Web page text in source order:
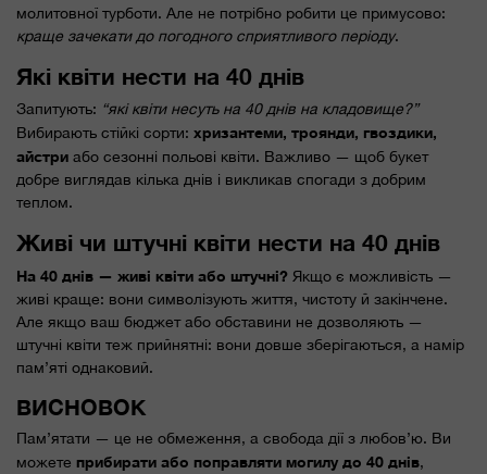
молитовної турботи. Але не потрібно робити це примусово:
краще зачекати до погодного сприятливого періоду.
Які квіти нести на 40 днів
Запитують: “які квіти несуть на 40 днів на кладовище?”
Вибирають стійкі сорти: хризантеми, троянди, гвоздики,
айстри або сезонні польові квіти. Важливо — щоб букет
добре виглядав кілька днів і викликав спогади з добрим
теплом.
Живі чи штучні квіти нести на 40 днів
На 40 днів — живі квіти або штучні? Якщо є можливість —
живі краще: вони символізують життя, чистоту й закінчене.
Але якщо ваш бюджет або обставини не дозволяють —
штучні квіти теж прийнятні: вони довше зберігаються, а намір
пам’яті однаковий.
ВИСНОВОК
Пам’ятати — це не обмеження, а свобода дії з любов’ю. Ви
можете прибирати або поправляти могилу до 40 днів,